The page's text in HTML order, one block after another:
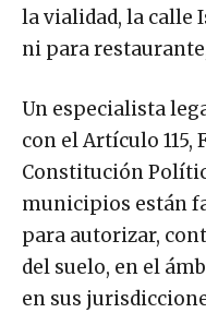
la vialidad, la calle
ni para
Un especialista
con el Artículo 115,
Constitución
municipios están
para autorizar,
del suelo, en el
en sus